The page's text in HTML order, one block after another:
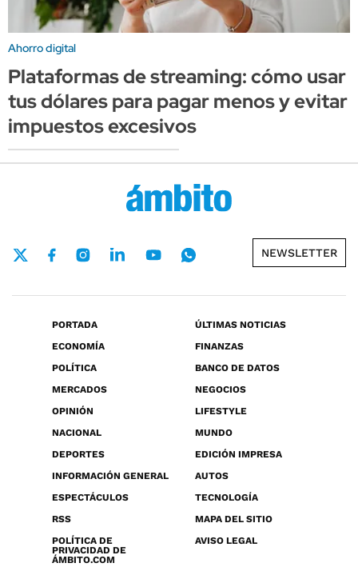
Ahorro digital
Plataformas de streaming: cómo usar
tus dólares para pagar menos y evitar
impuestos excesivos
NEWSLETTER
PORTADA
ÚLTIMAS NOTICIAS
ECONOMÍA
FINANZAS
POLÍTICA
BANCO DE DATOS
MERCADOS
NEGOCIOS
OPINIÓN
LIFESTYLE
NACIONAL
MUNDO
DEPORTES
EDICIÓN IMPRESA
INFORMACIÓN GENERAL
AUTOS
ESPECTÁCULOS
TECNOLOGÍA
RSS
MAPA DEL SITIO
POLÍTICA DE
PRIVACIDAD DE
ÁMBITO.COM
AVISO LEGAL